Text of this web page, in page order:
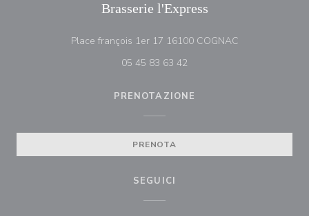
Brasserie l'Express
Place françois 1er 17 16100 COGNAC((apre una
05 45 83 63 42
PRENOTAZIONE
PRENOTA
SEGUICI